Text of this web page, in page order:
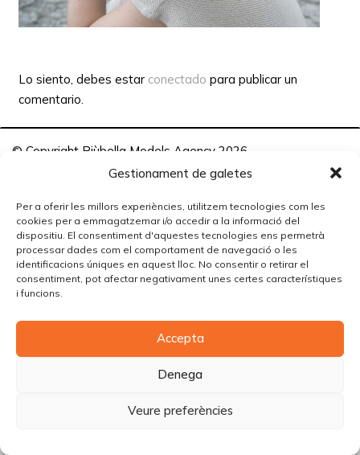
Gestionament de galetes
Per a oferir les millors experiències, utilitzem tecnologies com les
cookies per a emmagatzemar i/o accedir a la informació del
dispositiu. El consentiment d'aquestes tecnologies ens permetrà
processar dades com el comportament de navegació o les
identificacions úniques en aquest lloc. No consentir o retirar el
consentiment, pot afectar negativament unes certes característiques
i funcions.
Accepta
Denega
Veure preferències
Lo siento, debes estar conectado para publicar un
comentario.
© Copyright Piùbella Models Agency 2026
Creative Corner Agency
Carrer Tomàs Carreras Artau, nº 9 baixos, 17003, Girona